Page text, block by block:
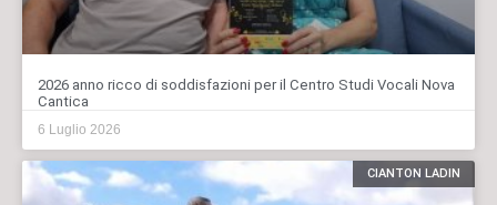
2026 anno ricco di soddisfazioni per il Centro Studi Vocali Nova
Cantica
6 Luglio 2026
CIANTON LADIN